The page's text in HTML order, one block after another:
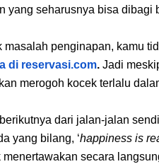
yang seharusnya bisa dibagi
masalah penginapan, kamu
di reservasi.com. Jadi
merogoh kocek terlalu
dari jalan-jalan
yang bilang, ‘happiness is
secara